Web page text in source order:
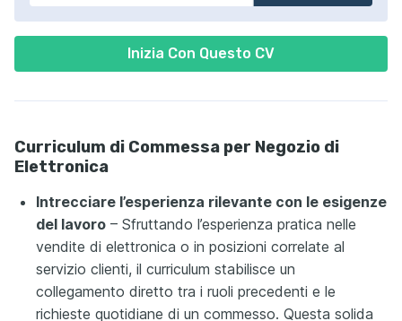
Inizia Con Questo CV
Curriculum di Commessa per Negozio di
Elettronica
Intrecciare l’esperienza rilevante con le esigenze
del lavoro – Sfruttando l’esperienza pratica nelle
vendite di elettronica o in posizioni correlate al
servizio clienti, il curriculum stabilisce un
collegamento diretto tra i ruoli precedenti e le
richieste quotidiane di un commesso. Questa solida